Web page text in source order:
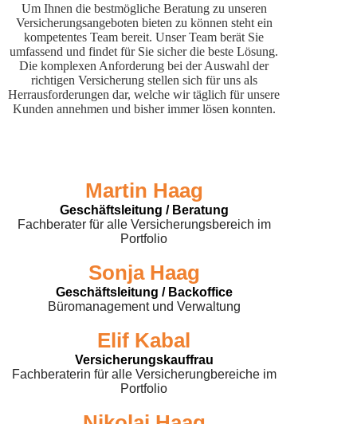
Um Ihnen die bestmögliche Beratung zu unseren
Versicherungsangeboten bieten zu können steht ein
kompetentes Team bereit. Unser Team berät Sie
umfassend und findet für Sie sicher die beste Lösung.
Die komplexen Anforderung bei der Auswahl der
richtigen Versicherung stellen sich für uns als
Herrausforderungen dar, welche wir täglich für unsere
Kunden annehmen und bisher immer lösen konnten.
Martin Haag
Geschäftsleitung / Beratung
Fachberater für alle Versicherungsbereich im
Portfolio
Sonja Haag
Geschäftsleitung / Backoffice
Büromanagement und Verwaltung
Elif Kabal
Versicherungskauffrau
Fachberaterin für alle Versicherungbereiche im
Portfolio